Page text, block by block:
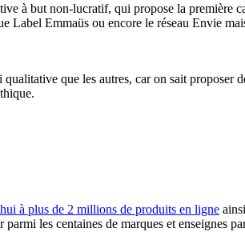
à but non-lucratif, qui propose la
Label Emmaüs ou encore le réseau Envie
que les autres, car on sait proposer
à plus de 2 millions de produits en ligne
les centaines de marques et enseignes